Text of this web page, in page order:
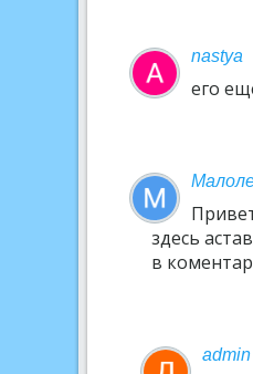
nastya
его
здесь
в
admin